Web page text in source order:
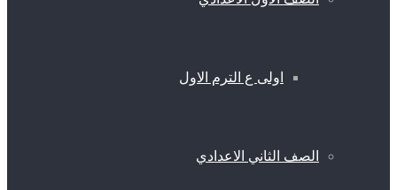
اولى ع الترم الاول
الصف الثاني الاعدادي